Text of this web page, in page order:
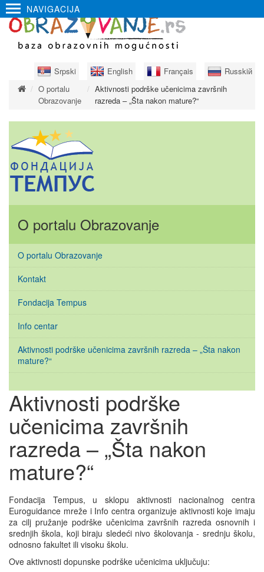
NAVIGACIJA
Srpski English Français
Russkiй
O portalu
Obrazovanje
Aktivnosti podrške učenicima završnih
razreda – „Šta nakon mature?“
O portalu Obrazovanje
O portalu Obrazovanje
Kontakt
Fondacija Tempus
Info centar
Aktivnosti podrške učenicima završnih razreda – „Šta nakon
mature?“
Aktivnosti podrške
učenicima završnih
razreda – „Šta nakon
mature?“
Fondacija Tempus, u sklopu aktivnosti nacionalnog centra
Euroguidance mreže i Info centra organizuje aktivnosti koje imaju
za cilj pružanje podrške učenicima završnih razreda osnovnih i
srednjih škola, koji biraju sledeći nivo školovanja - srednju školu,
odnosno fakultet ili visoku školu.
Ove aktivnosti dopunske podrške učenicima uključuju: